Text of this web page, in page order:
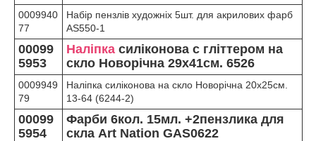
0009940
77
Набір пензлів художніх 5шт. для акрилових фарб
AS550-1
00099
5953
Наліпка силіконова с гліттером на
скло Новорічна 29х41см. 6526
0009949
79
Наліпка силіконова на скло Новорічна 20х25см.
13-64 (6244-2)
00099
5954
Фарби 6кол. 15мл. +2пензлика для
скла Art Nation GAS0622